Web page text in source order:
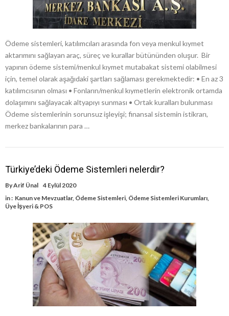
Ödeme sistemleri, katılımcıları arasında fon veya menkul kıymet
aktarımını sağlayan araç, süreç ve kurallar bütününden oluşur. Bir
yapının ödeme sistemi/menkul kıymet mutabakat sistemi olabilmesi
için, temel olarak aşağıdaki şartları sağlaması gerekmektedir: • En az 3
katılımcısının olması • Fonların/menkul kıymetlerin elektronik ortamda
dolaşımını sağlayacak altyapıyı sunması • Ortak kuralları bulunması
Ödeme sistemlerinin sorunsuz işleyişi; finansal sistemin istikrarı,
merkez bankalarının para …
Türkiye’deki Ödeme Sistemleri nelerdir?
ByArif Ünal 4 Eylül 2020
in : Kanun ve Mevzuatlar, Ödeme Sistemleri Ödeme Sistemleri Kurumları
Üye İşyeri & POS